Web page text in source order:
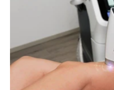
oferta
OFERTA 55%